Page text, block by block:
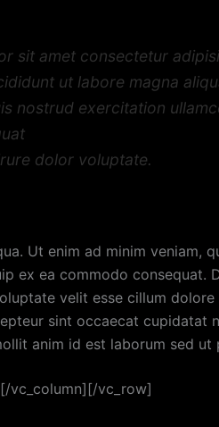
sit amet consectetur
ut labore magna
nostrud exercitation
dolor voluptate.
Ut enim ad minim veniam,
ex ea commodo consequat.
velit esse cillum dolore
sint occaecat cupidatat
anim id est laborum sed ut
vc_column][/vc_row]